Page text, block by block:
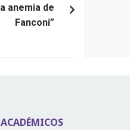
anemia de
Fanconi”
ACADÉMICOS